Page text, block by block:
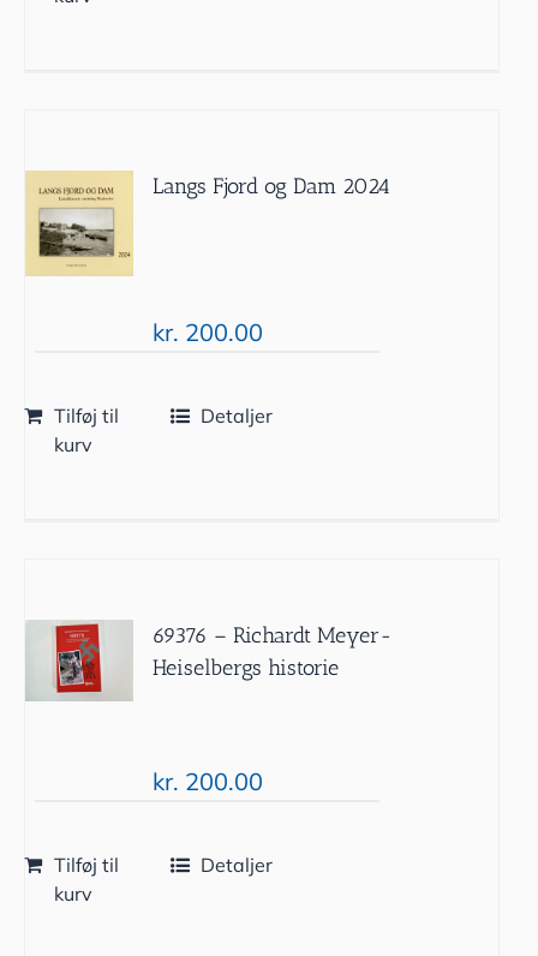
Langs Fjord og Dam 2024
kr. 200.00
Tilføj til
kurv
Detaljer
69376 – Richardt Meyer-
Heiselbergs historie
kr. 200.00
Tilføj til
kurv
Detaljer